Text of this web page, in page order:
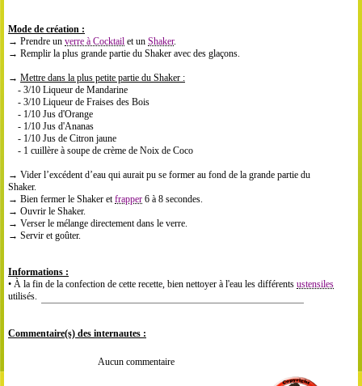
Mode de création :
→ Prendre un verre à Cocktail et un Shaker.
→ Remplir la plus grande partie du Shaker avec des glaçons.
→ Mettre dans la plus petite partie du Shaker :
- 3/10 Liqueur de Mandarine
- 3/10 Liqueur de Fraises des Bois
- 1/10 Jus d'Orange
- 1/10 Jus d'Ananas
- 1/10 Jus de Citron jaune
- 1 cuillère à soupe de crème de Noix de Coco
→ Vider l’excédent d’eau qui aurait pu se former au fond de la grande partie du
Shaker.
→ Bien fermer le Shaker etfrapper 6 à 8 secondes.
→ Ouvrir le Shaker.
→ Verser le mélange directement dans le verre.
→ Servir et goûter.
Informations :
• À la fin de la confection de cette recette, bien nettoyer à l'eau les différents ustensiles
utilisés.
Commentaire(s) des internautes :
Aucun commentaire